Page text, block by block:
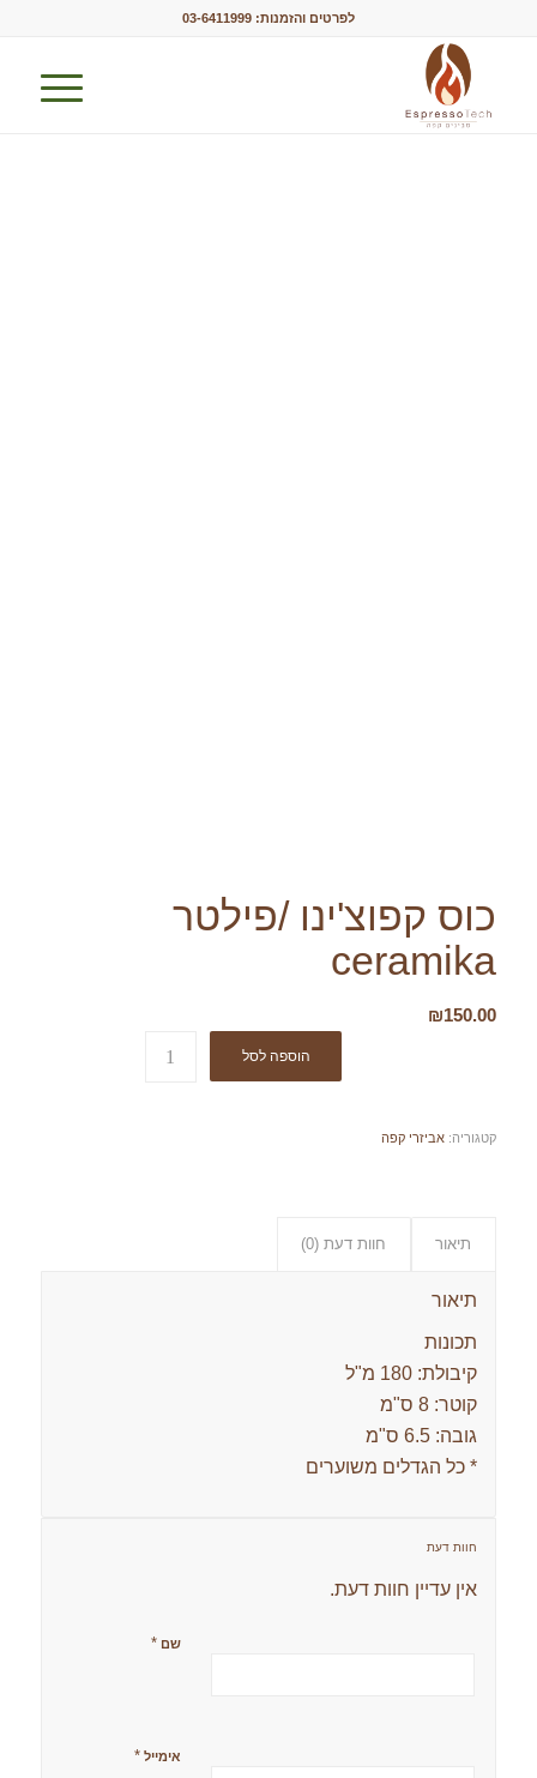
לפרטים והזמנות: 03-6411999
כוס קפוצ'ינו /פילטר
ceramika
₪150.00
הוספה לסל
קטגוריה: אביזרי קפה
תיאור חוות דעת (0)
תיאור
תכונות
קיבולת: 180 מ"ל
קוטר: 8 ס"מ
גובה: 6.5 ס"מ
* כל הגדלים משוערים
חוות דעת
אין עדיין חוות דעת.
שם *
אימייל *